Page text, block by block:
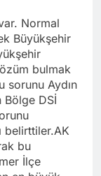
Normal
Büyükşehir
bulmak
sorunu Aydın
Bölge DSİ
belirttiler.AK
bu
İlçe